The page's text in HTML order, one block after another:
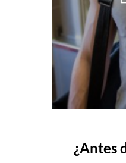
¿Antes